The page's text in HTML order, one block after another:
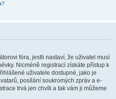
fóra, jestli nastaví, že uživatel musí
Nicméně registrací získáte přístup k
uživatele dostupné, jako je
posílání soukromých zpráv a e-
trvá jen chvíli a tak vám ji můžeme